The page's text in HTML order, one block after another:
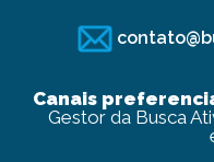
Canais
Gestor da Busca